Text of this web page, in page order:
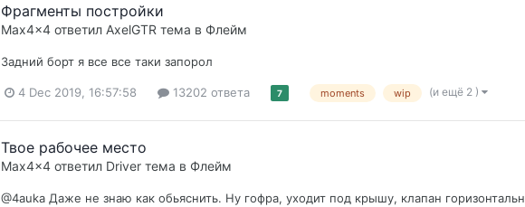
Фрагменты постройки
Max4x4 ответил AxelGTR тема в Флейм
Задний борт я все все таки запорол
4 Dec 2019, 16:57:58 13202 ответа 7 moments wip (и ещё 2 )
Твое рабочее место
Max4x4 ответил Driver тема в Флейм
@4auka Даже не знаю как обьяснить. Ну гофра, уходит под крышу, клапан